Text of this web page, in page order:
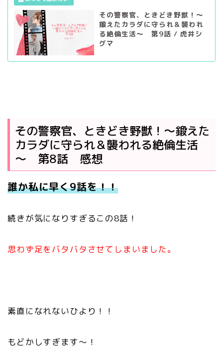
その警察官、ときどき野獣！～
鍛えたカラダに守られ＆襲われ
る絶倫生活～ 第9話 / 虎井シ
グマ
その警察官、ときどき野獣！～鍛えた
カラダに守られ＆襲われる絶倫生活
～ 第8話 感想
誰か私に早く9話を！！
続きが気になりすぎるこの8話！
思わず足をバタバタさせてしまいました。
素直になれないひより！！
もどかしすぎます〜！